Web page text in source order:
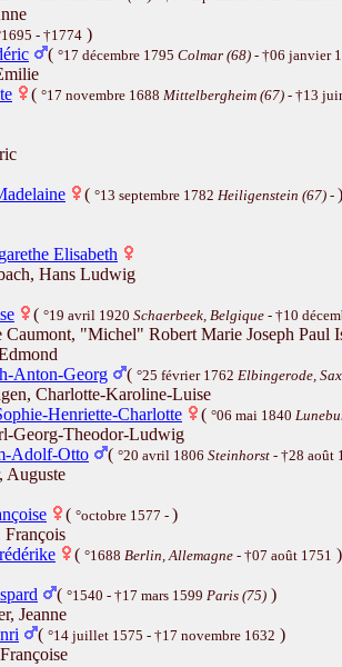
- †1774 )
( °17 décembre 1795 Colmar (68) - †06 janvier
( °17 novembre 1688 Mittelbergheim (67) - †13
( °13 septembre 1782 Heiligenstein (67) - )
Elisabeth
Hans Ludwig
( °19 avril 1920 Schaerbeek, Belgique - †10
Caumont, "Michel" Robert Marie Joseph Paul
Anton-Georg
( °25 février 1762 Elbingerode,
Charlotte-Karoline-Luise
Henriette-Charlotte
( °06 mai 1840
Georg-Theodor-Ludwig
Adolf-Otto
( °20 avril 1806 Steinhorst - †28 août
Auguste
( °octobre 1577 - )
( °1688 Berlin, Allemagne - †07 août 1751 )
( °1540 - †17 mars 1599 Paris (75) )
Jeanne
( °14 juillet 1575 - †17 novembre 1632 )